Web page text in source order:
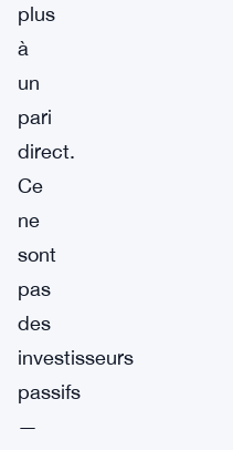
plus
à
un
pari
direct.
Ce
ne
sont
pas
des
investisseurs
passifs
—